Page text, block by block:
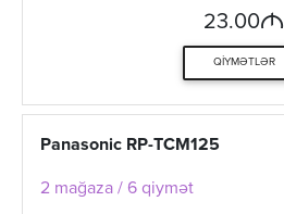
23.00M
QIYMƏTLƏR
Panasonic RP-TCM125
2 mağaza / 6 qiymət